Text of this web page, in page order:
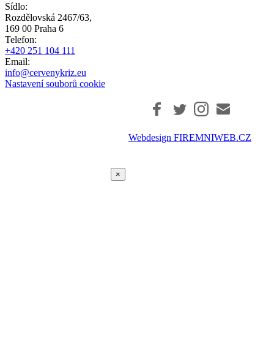
Sídlo:
Rozdělovská 2467/63,
169 00 Praha 6
Telefon:
+420 251 104 111
Email:
info@cervenykriz.eu
Nastavení souborů cookie
Webdesign FIREMNIWEB.CZ
×